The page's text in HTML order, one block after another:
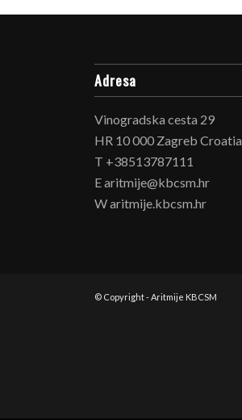
Adresa
Vinogradska cesta 29
HR 10 000 Zagreb Croatia
T +38513787111
E aritmije@kbcsm.hr
W aritmije.kbcsm.hr
© Copyright - Aritmije KBCSM